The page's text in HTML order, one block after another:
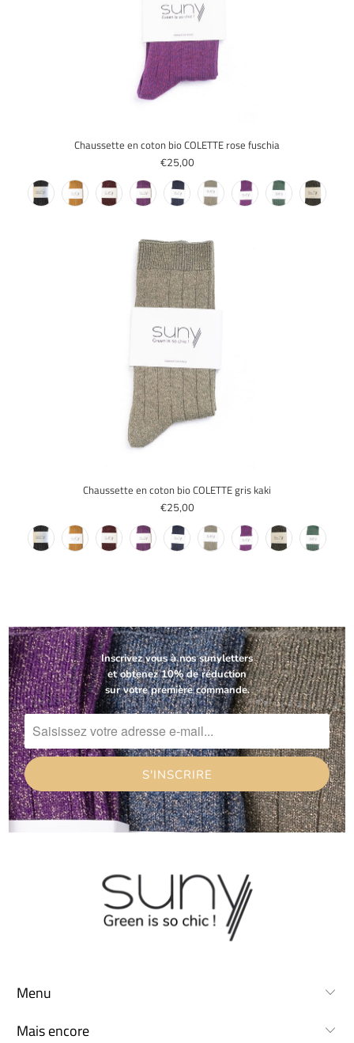
Chaussette en coton bio COLETTE rose fuschia
€25,00
Chaussette en coton bio COLETTE gris kaki
€25,00
Inscrivez vous à nos sunyletters
et obtenez 10% de réduction
sur votre première commande.
Menu
Mais encore